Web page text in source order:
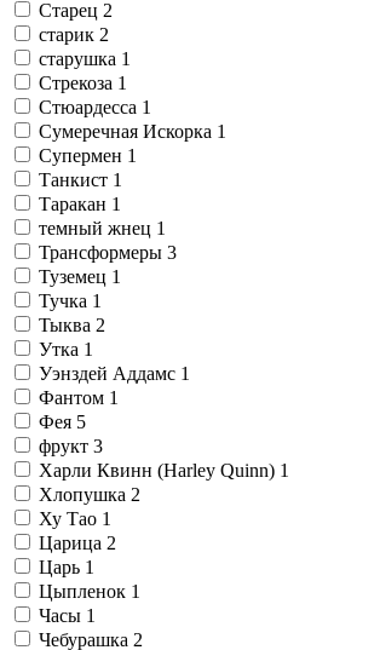
Старец 2
старик 2
старушка 1
Стрекоза 1
Стюардесса 1
Сумеречная Искорка 1
Супермен 1
Танкист 1
Таракан 1
темный жнец 1
Трансформеры 3
Туземец 1
Тучка 1
Тыква 2
Утка 1
Уэнздей Аддамс 1
Фантом 1
Фея 5
фрукт 3
Харли Квинн (Harley Quinn) 1
Хлопушка 2
Ху Тао 1
Царица 2
Царь 1
Цыпленок 1
Часы 1
Чебурашка 2